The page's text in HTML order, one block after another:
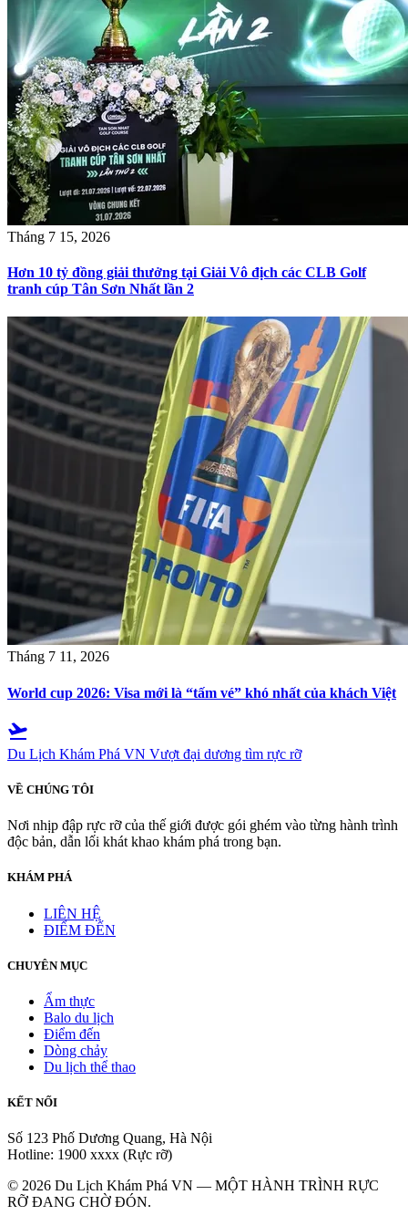
Tháng 7 15, 2026
Hơn 10 tỷ đồng giải thưởng tại Giải Vô địch các CLB Golf
tranh cúp Tân Sơn Nhất lần 2
Tháng 7 11, 2026
World cup 2026: Visa mới là “tấm vé” khó nhất của khách Việt
flight_takeoff
Du Lịch Khám Phá VN Vượt đại dương tìm rực rỡ
VỀ CHÚNG TÔI
Nơi nhịp đập rực rỡ của thế giới được gói ghém vào từng hành trình
độc bản, dẫn lối khát khao khám phá trong bạn.
KHÁM PHÁ
LIÊN HỆ
ĐIỂM ĐẾN
CHUYÊN MỤC
Ẩm thực
Balo du lịch
Điểm đến
Dòng chảy
Du lịch thể thao
KẾT NỐI
Số 123 Phố Dương Quang, Hà Nội
Hotline: 1900 xxxx (Rực rỡ)
© 2026 Du Lịch Khám Phá VN — MỘT HÀNH TRÌNH RỰC
RỠ ĐANG CHỜ ĐÓN.